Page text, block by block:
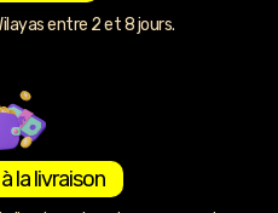
entre 2 et 8 jours.
la livraison